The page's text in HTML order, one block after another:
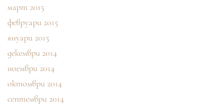
март 2015
февруари 2015
януари 2015
декември 2014
ноември 2014
октомври 2014
септември 2014